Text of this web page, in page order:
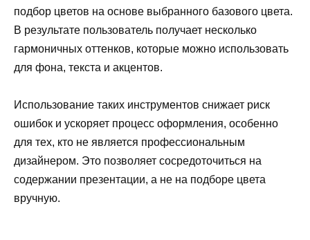
подбор цветов на основе выбранного базового цвета.
В результате пользователь получает несколько
гармоничных оттенков, которые можно использовать
для фона, текста и акцентов.
Использование таких инструментов снижает риск
ошибок и ускоряет процесс оформления, особенно
для тех, кто не является профессиональным
дизайнером. Это позволяет сосредоточиться на
содержании презентации, а не на подборе цвета
вручную.